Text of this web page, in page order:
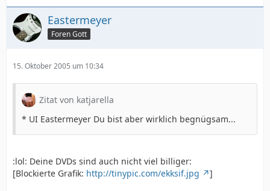
Eastermeyer
Foren Gott
15. Oktober 2005 um 10:34
Zitat von katjarella
* UI Eastermeyer Du bist aber wirklich begnügsam...
:lol: Deine DVDs sind auch nicht viel billiger:
[Blockierte Grafik: http://tinypic.com/ekksif.jpg ]